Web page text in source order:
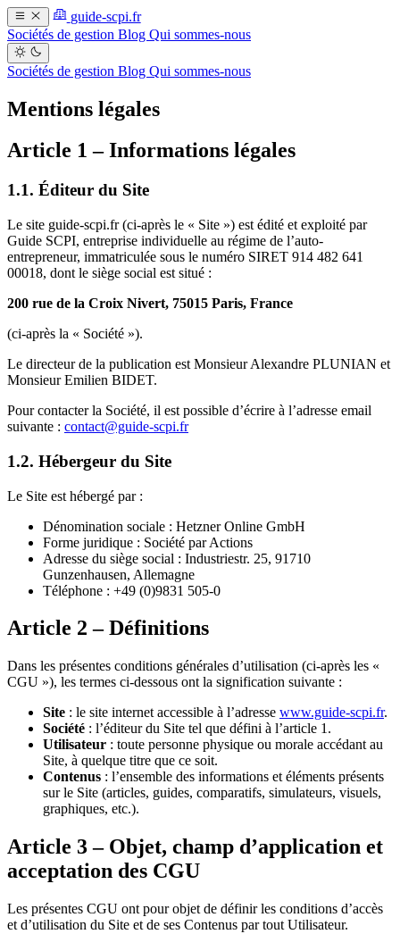
guide-scpi.fr
Sociétés de gestion Blog Qui sommes-nous
Sociétés de gestion Blog Qui sommes-nous
Mentions légales
Article 1 – Informations légales
1.1. Éditeur du Site
Le site guide-scpi.fr (ci-après le « Site ») est édité et exploité par
Guide SCPI, entreprise individuelle au régime de l’auto-
entrepreneur, immatriculée sous le numéro SIRET 914 482 641
00018, dont le siège social est situé :
200 rue de la Croix Nivert, 75015 Paris, France
(ci-après la « Société »).
Le directeur de la publication est Monsieur Alexandre PLUNIAN et
Monsieur Emilien BIDET.
Pour contacter la Société, il est possible d’écrire à l’adresse email
suivante : contact@guide-scpi.fr
1.2. Hébergeur du Site
Le Site est hébergé par :
Dénomination sociale : Hetzner Online GmbH
Forme juridique : Société par Actions
Adresse du siège social : Industriestr. 25, 91710
Gunzenhausen, Allemagne
Téléphone : +49 (0)9831 505-0
Article 2 – Définitions
Dans les présentes conditions générales d’utilisation (ci-après les «
CGU »), les termes ci-dessous ont la signification suivante :
Site : le site internet accessible à l’adresse www.guide-scpi.fr.
Société : l’éditeur du Site tel que défini à l’article 1.
Utilisateur : toute personne physique ou morale accédant au
Site, à quelque titre que ce soit.
Contenus : l’ensemble des informations et éléments présents
sur le Site (articles, guides, comparatifs, simulateurs, visuels,
graphiques, etc.).
Article 3 – Objet, champ d’application et
acceptation des CGU
Les présentes CGU ont pour objet de définir les conditions d’accès
et d’utilisation du Site et de ses Contenus par tout Utilisateur.